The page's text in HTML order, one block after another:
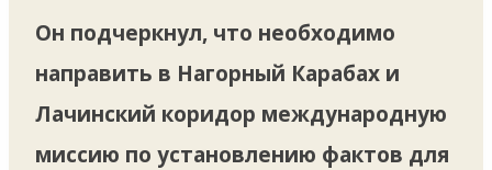
Он подчеркнул, что необходимо
направить в Нагорный Карабах и
Лачинский коридор международную
миссию по установлению фактов для